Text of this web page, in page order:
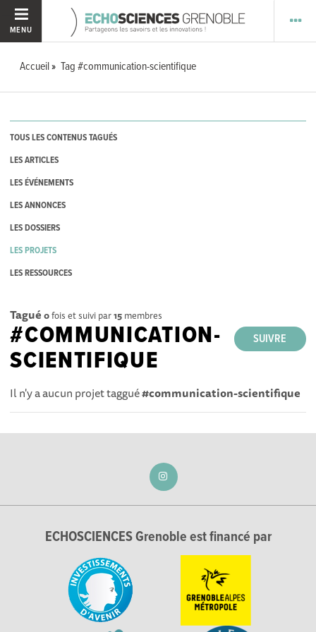
MENU
Accueil Tag #communication-scientifique
TOUS LES CONTENUS TAGUÉS
LES ARTICLES
LES ÉVÉNEMENTS
LES ANNONCES
LES DOSSIERS
LES PROJETS
LES RESSOURCES
Tagué 0fois et suivi par15 membres
SUIVRE
#COMMUNICATION-
SCIENTIFIQUE
Il n'y a aucun projet taggué#communication-scientifique
ECHOSCIENCES Grenoble est financé par